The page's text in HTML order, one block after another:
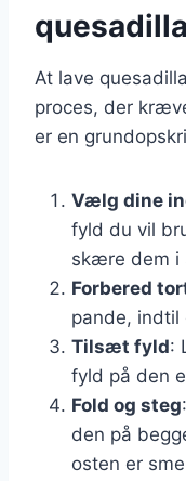
At lave
proces, der
er en
Vælg dine
fyld du vil
skære dem i
Forbered
pande, indtil
Tilsæt fyld:
fyld på den
Fold og steg
den på
osten er